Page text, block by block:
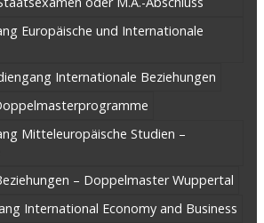
Europäische und Internationale
Internationale Beziehungen
Mitteleuropäische Studien –
– Doppelmaster Wuppertal
International Economy and Business